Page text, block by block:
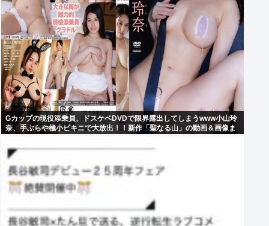
Gカップの現役添乗員、ドスケベDVDで限界露出してしまうwww小山玲
奈、手ぶらや極小ビキニで大放出！！新作「聖なる山」の動画＆画像ま